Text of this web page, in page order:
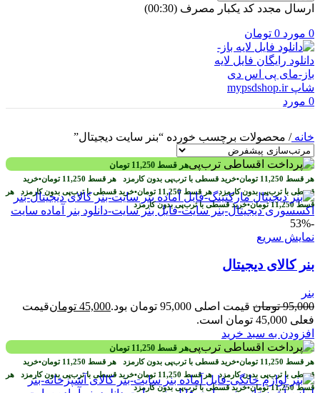
ارسال مجدد کد یکبار مصرف (00:
30
)
0 مورد 0 تومان
0 مورد
خانه/ محصولات برچسب خورده “بنر سایت دیجیتال”
هر قسط 11,250 تومان
هر قسط 11,250 تومان•خرید قسطی با ترب‌پی بدون کارمزد هر قسط 11,250 تومان•خرید
قسطی با ترب‌پی بدون کارمزدهر قسط 11,250 تومان•خرید قسطی با ترب‌پی بدون کارمزد هر
قسط11,250 تومان•خرید قسطی با ترب‌پی بدون کارمزد
-53%
نمایش سریع
بنر کالای دیجیتال
بنر
95,000 تومان قیمت اصلی 95,000 تومان بود. 45,000 تومانقیمت
فعلی 45,000 تومان است.
افزودن به سبد خرید
هر قسط 11,250 تومان
هر قسط 11,250 تومان•خرید قسطی با ترب‌پی بدون کارمزد هر قسط 11,250 تومان•خرید
قسطی با ترب‌پی بدون کارمزدهر قسط 11,250 تومان•خرید قسطی با ترب‌پی بدون کارمزد هر
قسط11,250 تومان•خرید قسطی با ترب‌پی بدون کارمزد